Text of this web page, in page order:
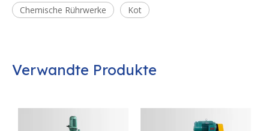
Chemische Rührwerke
Kot
Verwandte Produkte